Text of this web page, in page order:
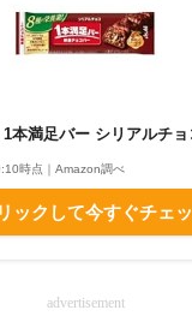
本満足バー シリアルチ
時点｜Amazon調べ
ックして今すぐチェ
advertisement